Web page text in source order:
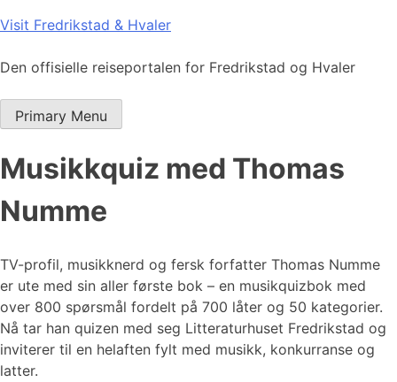
Skip
content
Visit Fredrikstad & Hvaler
Den offisielle reiseportalen for Fredrikstad og Hvaler
Primary Menu
Musikkquiz med Thomas
Numme
TV-profil, musikknerd og fersk forfatter Thomas Numme
er ute med sin aller første bok – en musikquizbok med
over 800 spørsmål fordelt på 700 låter og 50 kategorier.
Nå tar han quizen med seg Litteraturhuset Fredrikstad og
inviterer til en helaften fylt med musikk, konkurranse og
latter.